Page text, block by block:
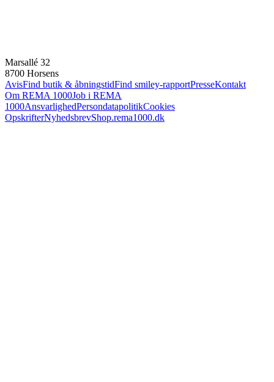
Marsallé 32
8700 Horsens
AvisFind butik & åbningstidFind smiley-rapportPresseKontakt
Om REMA 1000Job i REMA
1000AnsvarlighedPersondatapolitikCookies
OpskrifterNyhedsbrevShop.rema1000.dk